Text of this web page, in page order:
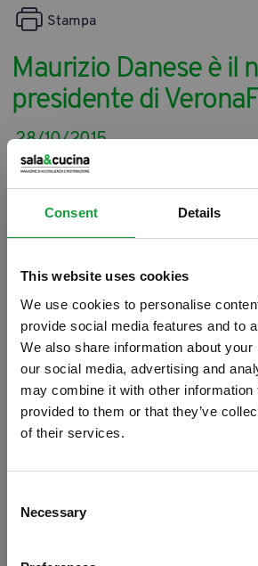
Consent Details
This website uses cookies
We use cookies to personalise
provide social media features and to
We also share information about
our social media, advertising and
may combine it with other information
provided to them or that they’ve
of their services.
Selection
Necessary
Maurizio Danese è il
presidente di
Stampa
28/10/2015
ISCRIVITI ALLA
Resta aggiornato su tutte le ultime